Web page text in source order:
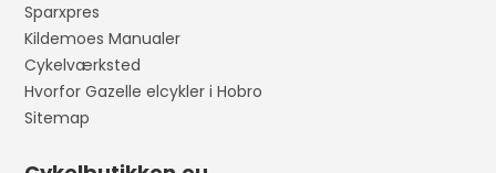
Sparxpres
Kildemoes Manualer
Cykelværksted
Hvorfor Gazelle elcykler i Hobro
Sitemap